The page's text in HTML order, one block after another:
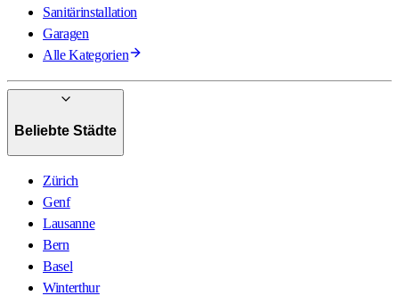
Sanitärinstallation
Garagen
Alle Kategorien
Beliebte Städte
Zürich
Genf
Lausanne
Bern
Basel
Winterthur